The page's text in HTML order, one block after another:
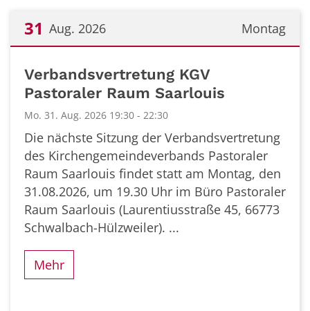
Montag
31 Aug. 2026
Verbandsvertretung KGV
Pastoraler Raum Saarlouis
Mo. 31. Aug. 2026 19:30 - 22:30
Die nächste Sitzung der Verbandsvertretung
des Kirchengemeindeverbands Pastoraler
Raum Saarlouis findet statt am Montag, den
31.08.2026, um 19.30 Uhr im Büro Pastoraler
Raum Saarlouis (Laurentiusstraße 45, 66773
Schwalbach-Hülzweiler). ...
Mehr